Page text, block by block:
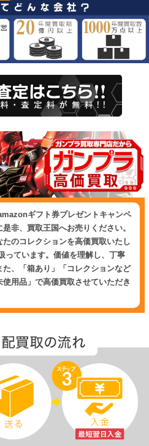
ギフト券プレゼントキャンペ
非、買取王国へお売りください。
のコレクションを高価買取いたし
っています。価値を理解し、丁寧
、「箱あり」「コレクションなど
用品」で高価買取させていただき